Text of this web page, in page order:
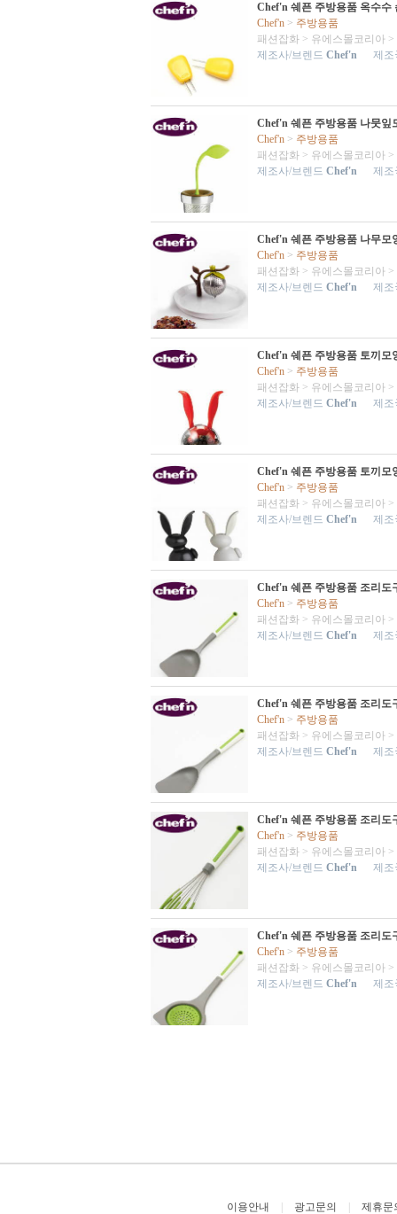
Chef'n 쉐픈 주방용품 옥수수
Chef'n > 주방용품
패션잡화 > 유에스몰코리아 >
제조사/브렌드 Chef'n 제조
Chef'n 쉐픈 주방용품 나뭇잎
Chef'n > 주방용품
패션잡화 > 유에스몰코리아 >
제조사/브렌드 Chef'n 제조
Chef'n 쉐픈 주방용품 나무모
Chef'n > 주방용품
패션잡화 > 유에스몰코리아 >
제조사/브렌드 Chef'n 제조
Chef'n 쉐픈 주방용품 토끼모
Chef'n > 주방용품
패션잡화 > 유에스몰코리아 >
제조사/브렌드 Chef'n 제조
Chef'n 쉐픈 주방용품 토끼모
Chef'n > 주방용품
패션잡화 > 유에스몰코리아 >
제조사/브렌드 Chef'n 제조
Chef'n 쉐픈 주방용품 조리도
Chef'n > 주방용품
패션잡화 > 유에스몰코리아 >
제조사/브렌드 Chef'n 제조
Chef'n 쉐픈 주방용품 조리도
Chef'n > 주방용품
패션잡화 > 유에스몰코리아 >
제조사/브렌드 Chef'n 제조
Chef'n 쉐픈 주방용품 조리도
Chef'n > 주방용품
패션잡화 > 유에스몰코리아 >
제조사/브렌드 Chef'n 제조
Chef'n 쉐픈 주방용품 조리도
Chef'n > 주방용품
패션잡화 > 유에스몰코리아 >
제조사/브렌드 Chef'n 제조
이용안내 | 광고문의 | 제휴문